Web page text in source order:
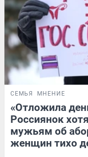
СЕМЬЯ МНЕНИЕ
«Отложила
Россиянок
мужьям об
женщин тихо